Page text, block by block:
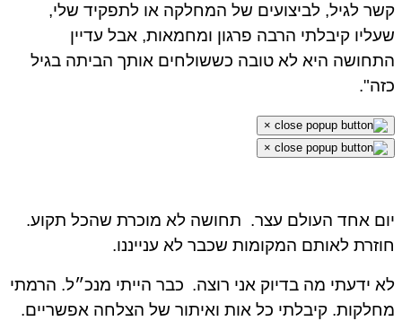
לגיל, לביצועים של המחלקה או לתפקיד שלי,
קיבלתי הרבה פרגון ומחמאות, אבל עדיין
היא לא טובה כששולחים אותך הביתה בגיל
×
×
אחד העולם עצר.תחושה לא מוכרת שהכל תקוע.
לאותם המקומות שכבר לא ענייננו.
ידעתי מה בדיוק אני רוצה.כבר הייתי מנכ״ל. הרמתי
קיבלתי כל אות ואיתור של הצלחה אפשריים.